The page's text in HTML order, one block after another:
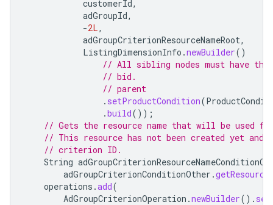
customerId,
adGroupId,
-2L,
adGroupCriterionResourceNameRoot,
ListingDimensionInfo .newBuilder()
// All sibling nodes must have the
// bid.
// parent
. setProductCondition(
.build());
// Gets the resource name that will be used
// This resource has not been created yet
// criterion ID.
String
adGroupCriterionConditionOther .
operations .add(
AdGroupCriterionOperation .newBuilder().